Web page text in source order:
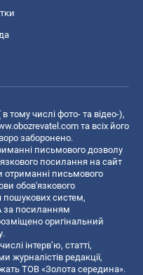
тому числі фото- та відео-),
та всіх його
заборонено.
письмового дозволу
посилання на сайт
отриманні письмового
обов'язкового
пошукових систем,
за посиланням
оригінальний
інтерв’ю, статті,
редакції,
ТОВ «Золота середина».